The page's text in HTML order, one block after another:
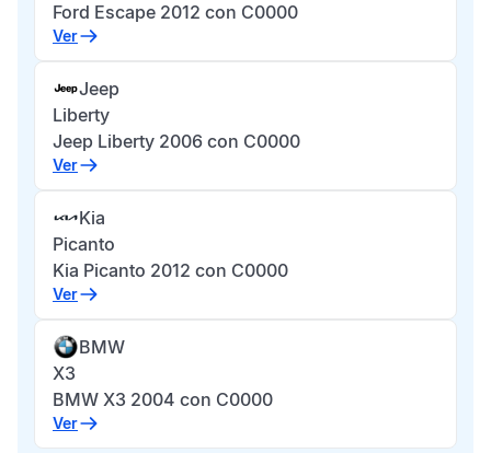
Ford Escape 2012 con C0000
Ver
Jeep
Liberty
Jeep Liberty 2006 con C0000
Ver
Kia
Picanto
Kia Picanto 2012 con C0000
Ver
BMW
X3
BMW X3 2004 con C0000
Ver